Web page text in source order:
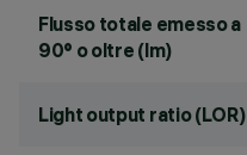
Flusso totale emesso a
90° o oltre (lm)
Light output ratio (LOR)